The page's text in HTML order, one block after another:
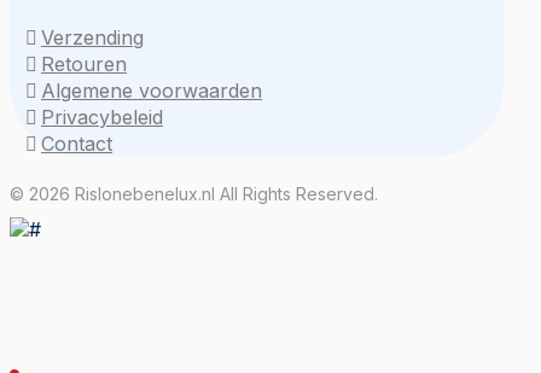
Verzending
Retouren
Algemene voorwaarden
Privacybeleid
Contact
© 2026 Rislonebenelux.nl All Rights Reserved.